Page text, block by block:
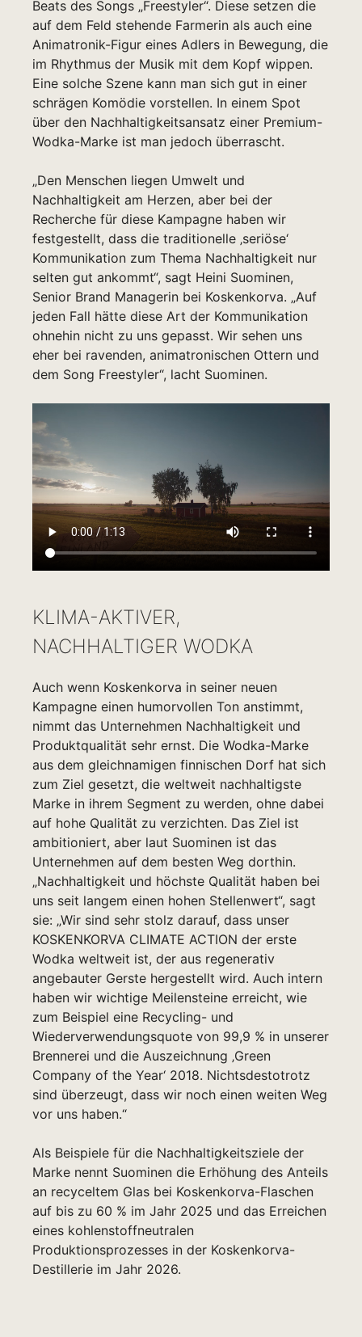
Beats des Songs „Freestyler“. Diese setzen die
auf dem Feld stehende Farmerin als auch eine
Animatronik-Figur eines Adlers in Bewegung, die
im Rhythmus der Musik mit dem Kopf wippen.
Eine solche Szene kann man sich gut in einer
schrägen Komödie vorstellen. In einem Spot
über den Nachhaltigkeitsansatz einer Premium-
Wodka-Marke ist man jedoch überrascht.
„Den Menschen liegen Umwelt und
Nachhaltigkeit am Herzen, aber bei der
Recherche für diese Kampagne haben wir
festgestellt, dass die traditionelle ‚seriöse‘
Kommunikation zum Thema Nachhaltigkeit nur
selten gut ankommt“, sagt Heini Suominen,
Senior Brand Managerin bei Koskenkorva. „Auf
jeden Fall hätte diese Art der Kommunikation
ohnehin nicht zu uns gepasst. Wir sehen uns
eher bei ravenden, animatronischen Ottern und
dem Song Freestyler“, lacht Suominen.
KLIMA-AKTIVER,
NACHHALTIGER WODKA
Auch wenn Koskenkorva in seiner neuen
Kampagne einen humorvollen Ton anstimmt,
nimmt das Unternehmen Nachhaltigkeit und
Produktqualität sehr ernst. Die Wodka-Marke
aus dem gleichnamigen finnischen Dorf hat sich
zum Ziel gesetzt, die weltweit nachhaltigste
Marke in ihrem Segment zu werden, ohne dabei
auf hohe Qualität zu verzichten. Das Ziel ist
ambitioniert, aber laut Suominen ist das
Unternehmen auf dem besten Weg dorthin.
„Nachhaltigkeit und höchste Qualität haben bei
uns seit langem einen hohen Stellenwert“, sagt
sie: „Wir sind sehr stolz darauf, dass unser
KOSKENKORVA CLIMATE ACTION der erste
Wodka weltweit ist, der aus regenerativ
angebauter Gerste hergestellt wird. Auch intern
haben wir wichtige Meilensteine erreicht, wie
zum Beispiel eine Recycling- und
Wiederverwendungsquote von 99,9 % in unserer
Brennerei und die Auszeichnung ‚Green
Company of the Year‘ 2018. Nichtsdestotrotz
sind überzeugt, dass wir noch einen weiten Weg
vor uns haben.“
Als Beispiele für die Nachhaltigkeitsziele der
Marke nennt Suominen die Erhöhung des Anteils
an recyceltem Glas bei Koskenkorva-Flaschen
auf bis zu 60 % im Jahr 2025 und das Erreichen
eines kohlenstoffneutralen
Produktionsprozesses in der Koskenkorva-
Destillerie im Jahr 2026.